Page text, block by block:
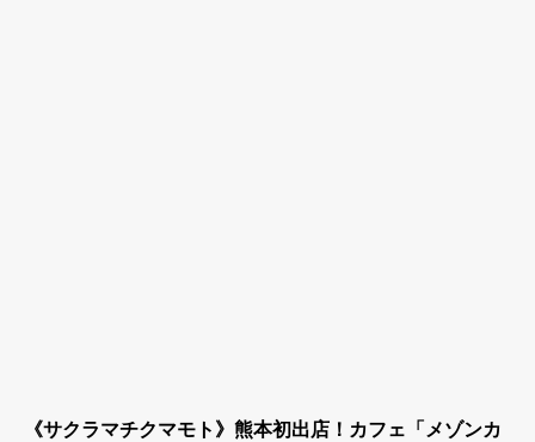
《サクラマチクマモト》熊本初出店！カフェ「メゾンカ